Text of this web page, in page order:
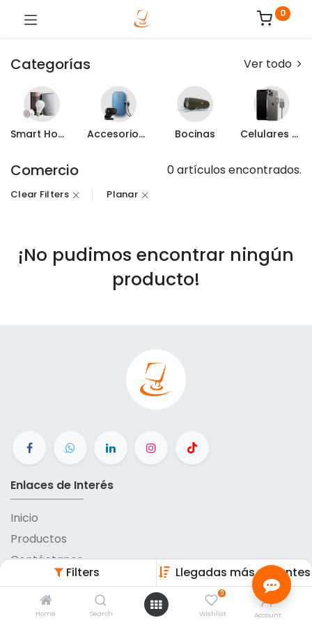
Filters Llegadas más recientes
Home Search
0
Wishlist Account
0
Categorías Ver todo
Smart Home Accesorios de Computo Bocinas Celulares y Mas
Comercio 0 artículos encontrados.
Clear Filters Planar
¡No pudimos encontrar ningún
producto!
Enlaces de Interés
Inicio
Productos
Contáctanos
Métodos de pago
Eventos